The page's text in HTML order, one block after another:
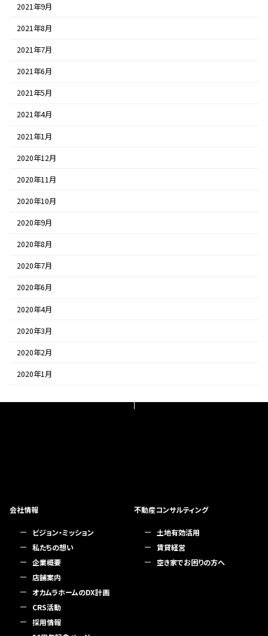
2021年9月
2021年8月
2021年7月
2021年6月
2021年5月
2021年4月
2021年1月
2020年12月
2020年11月
2020年10月
2020年9月
2020年8月
2020年7月
2020年6月
2020年4月
2020年3月
2020年2月
2020年1月
会社情報
ビジョン・ミッション
私たちの想い
企業概要
店舗案内
オカムラホームのDX計画
CRS活動
採用情報
不動産コンサルティング
土地有効活用
賃貸経営
空き家でお困りの方へ